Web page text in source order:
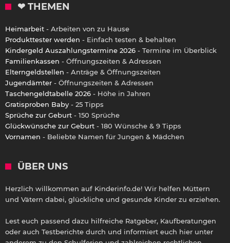
❤ THEMEN
Heimarbeit - Arbeiten von zu Hause
Produkttester werden - Einfach testen & behalten
Kindergeld Auszahlungstermine 2026 - Termine im Überblick
Familienkassen - Öffnungszeiten & Adressen
Elterngeldstellen - Anträge & Öffnungszeiten
Jugendämter - Öffnungszeiten & Adressen
Taschengeldtabelle 2026 - Höhe in Jahren
Gratisproben Baby - 25 Tipps
Sprüche zur Geburt - 150 Sprüche
Glückwünsche zur Geburt - 180 Wünsche & 9 Tipps
Vornamen - Beliebte Namen für Jungen & Mädchen
ÜBER UNS
Herzlich willkommen auf Kinderinfo.de! Wir helfen Müttern
und Vätern dabei, glückliche und gesunde Kinder zu erziehen.
Lest euch passend dazu hilfreiche Ratgeber, Kaufberatungen
oder auch Testberichte durch und informiert euch hier unter